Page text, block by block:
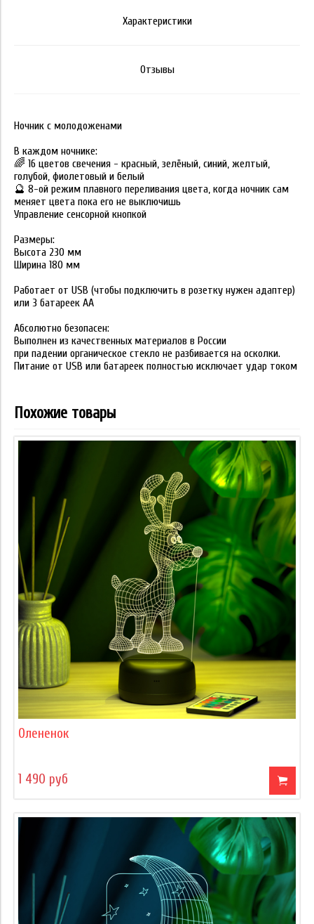
Характеристики
Отзывы
Ночник с молодоженами
В каждом ночнике:
🌈 16 цветов свечения - красный, зелёный, синий, желтый,
голубой, фиолетовый и белый
🔮 8-ой режим плавного переливания цвета, когда ночник сам
меняет цвета пока его не выключишь
Управление сенсорной кнопкой
Размеры:
Высота 230 мм
Ширина 180 мм
Работает от USB (чтобы подключить в розетку нужен адаптер)
или 3 батареек АА
Абсолютно безопасен:
Выполнен из качественных материалов в России
при падении органическое стекло не разбивается на осколки.
Питание от USB или батареек полностью исключает удар током
Похожие товары
Олененок
1 490 руб